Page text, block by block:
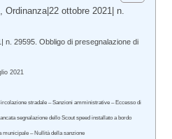
ottobre 2021| n.
n. 29595. Obbligo di presegnalazione di
2021
stradale – Sanzioni amministrative – Eccesso di
segnalazione dello Scout speed installato a bordo
municipale – Nullità della sanzione